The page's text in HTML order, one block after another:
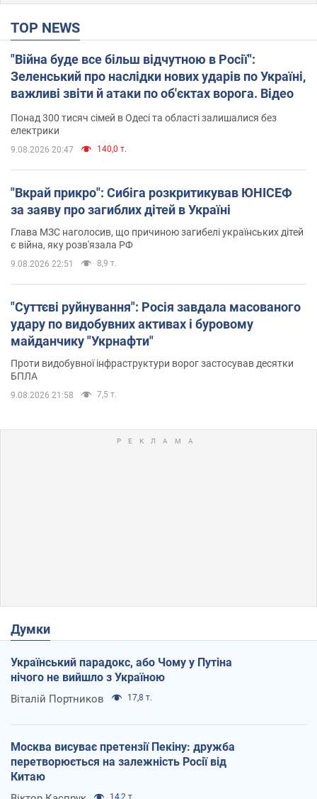
TOP NEWS
"Війна буде все більш відчутною в Росії":
Зеленський про наслідки нових ударів по Україні,
важливі звіти й атаки по об'єктах ворога. Відео
Понад 300 тисяч сімей в Одесі та області залишалися без
електрики
9.08.2026 20:47 140,0 т.
"Вкрай прикро": Сибіга розкритикував ЮНІСЕФ
за заяву про загиблих дітей в Україні
Глава МЗС наголосив, що причиною загибелі українських дітей
є війна, яку розв'язала РФ
9.08.2026 22:51 8,9 т.
"Суттєві руйнування": Росія завдала масованого
удару по видобувних активах і буровому
майданчику "Укрнафти"
Проти видобувної інфраструктури ворог застосував десятки
БПЛА
9.08.2026 21:58 7,5 т.
Думки
Український парадокс, або Чому у Путіна
нічого не вийшло з Україною
Віталій Портников 17,8 т.
Москва висуває претензії Пекіну: дружба
перетворюється на залежність Росії від
Китаю
14,2 т.